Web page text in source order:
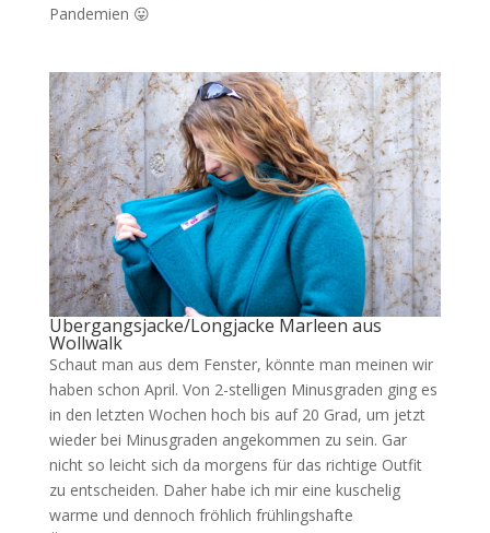
Pandemien 😛
Übergangsjacke/Longjacke Marleen aus
Wollwalk
Schaut man aus dem Fenster, könnte man meinen wir
haben schon April. Von 2-stelligen Minusgraden ging es
in den letzten Wochen hoch bis auf 20 Grad, um jetzt
wieder bei Minusgraden angekommen zu sein. Gar
nicht so leicht sich da morgens für das richtige Outfit
zu entscheiden. Daher habe ich mir eine kuschelig
warme und dennoch fröhlich frühlingshafte